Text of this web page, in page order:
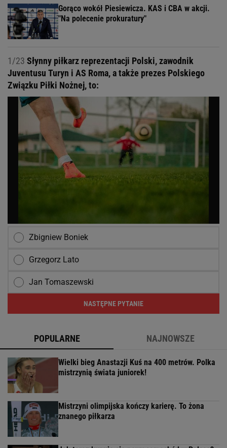
Gorąco wokół Piesiewicza. KAS i CBA w akcji.
"Na polecenie prokuratury"
1/23 Słynny piłkarz reprezentacji Polski, zawodnik
Juventusu Turyn i AS Roma, a także prezes Polskiego
Związku Piłki Nożnej, to:
Zbigniew Boniek
Grzegorz Lato
Jan Tomaszewski
NASTĘPNE PYTANIE
POPULARNE NAJNOWSZE
Wielki bieg Anastazji Kuś na 400 metrów. Polka
mistrzynią świata juniorek!
Mistrzyni olimpijska kończy karierę. To żona
znanego piłkarza